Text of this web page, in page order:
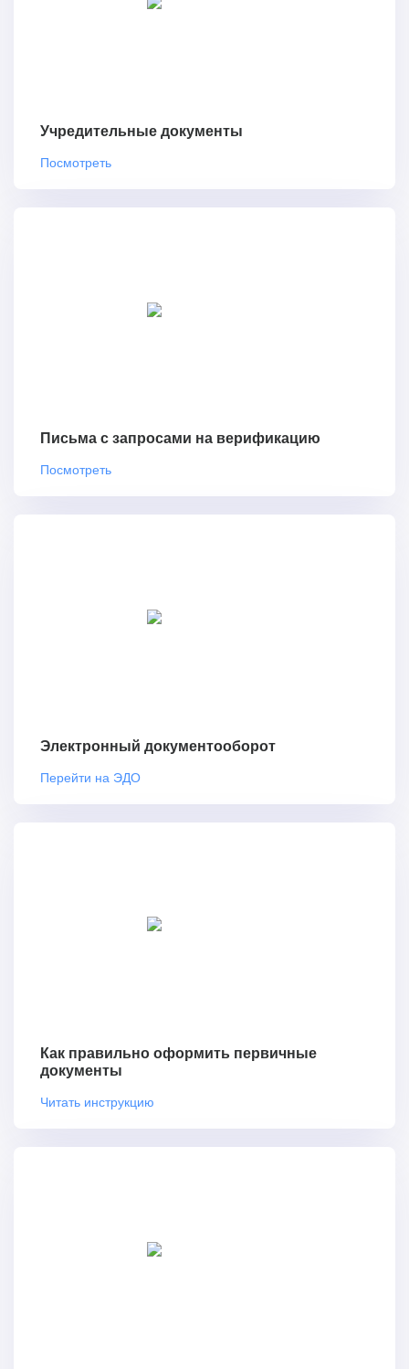
Учредительные документы
Посмотреть
Письма с запросами на верификацию
Посмотреть
Электронный документооборот
Перейти на ЭДО
Как правильно оформить первичные
документы
Читать инструкцию